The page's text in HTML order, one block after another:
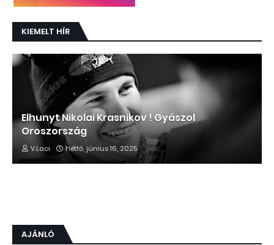
KIEMELT HÍR
Elhunyt Nikolai Krasnikov ! Gyászol
Oroszország
V.Laci hétfő, június 16, 2025
AJÁNLÓ